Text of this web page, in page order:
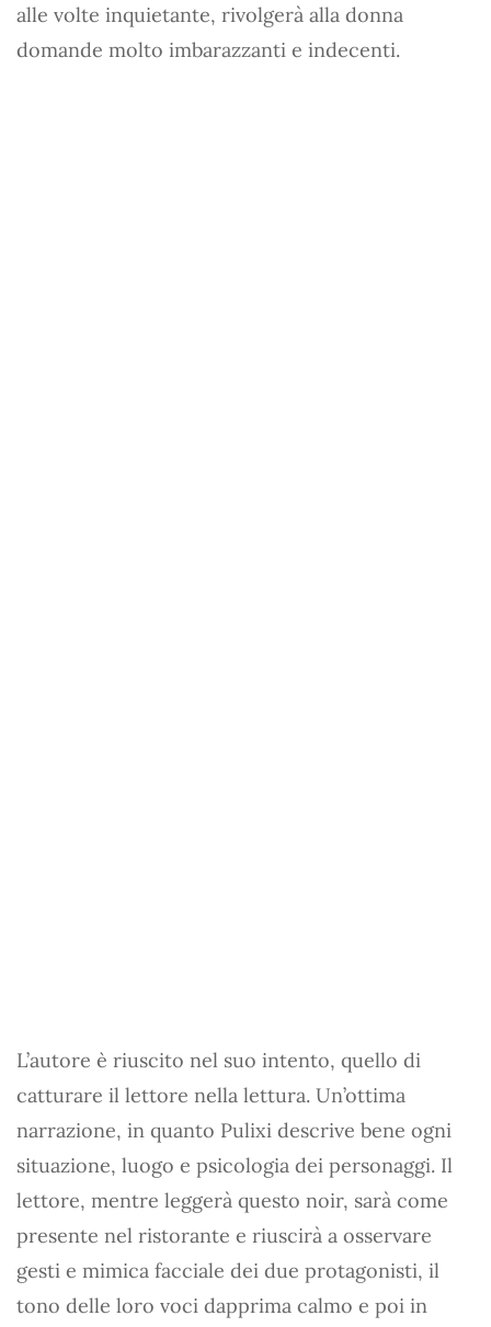
alle volte inquietante, rivolgerà alla donna
domande molto imbarazzanti e indecenti.
L’autore è riuscito nel suo intento, quello di
catturare il lettore nella lettura. Un’ottima
narrazione, in quanto Pulixi descrive bene ogni
situazione, luogo e psicologia dei personaggi. Il
lettore, mentre leggerà questo noir, sarà come
presente nel ristorante e riuscirà a osservare
gesti e mimica facciale dei due protagonisti, il
tono delle loro voci dapprima calmo e poi in